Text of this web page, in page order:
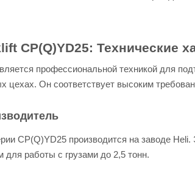
CP(Q)YD25: Технические
профессиональной техникой для
цехах. Он соответствует высоким
CP(Q)YD25 производится на заводе
для работы с грузами до 2,5 тонн.